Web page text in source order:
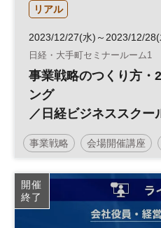
リアル
2023/12/27(水)～2023/12/28(
日経・大手町セミナールーム1
事業戦略のつくり方・
ング
／日経ビジネススクー
事業戦略 会場開催講座
マーケティング
日経ビジ
開催
終了